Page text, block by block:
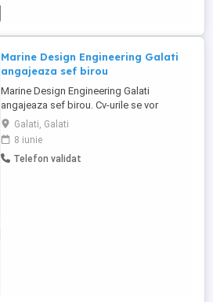
Marine Design Engineering Galati
angajeaza sef birou
Marine Design Engineering Galati
angajeaza sef birou. Cv-urile se vor
depune la sediul firmei din strada
Alexandru Moruzzi nr 132, cladirea Pavilion
Adm et.1.
Galati, Galati
8 iunie
Telefon validat